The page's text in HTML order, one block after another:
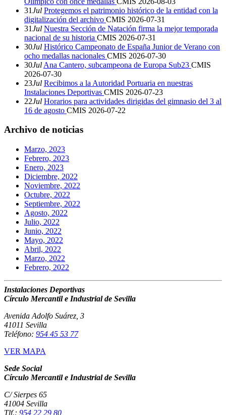
31Jul Protegemos el patrimonio histórico de la entidad con la
digitalización del archivo CMIS 2026-07-31
31Jul Nuestra Sección de Natación firma la mejor temporada
nacional de su historia CMIS 2026-07-31
30Jul Histórico Campeonato de España Junior de Verano con
ocho medallas nacionales CMIS 2026-07-30
30Jul Ana Cantero, subcampeona de Europa Sub23 CMIS
2026-07-30
23Jul Recibimos a la Autoridad Portuaria en nuestras
Instalaciones Deportivas CMIS 2026-07-23
22Jul Horarios para actividades dirigidas del gimnasio del 3 al
16 de agosto CMIS 2026-07-22
Archivo de noticias
Marzo, 2023
Febrero, 2023
Enero, 2023
Diciembre, 2022
Noviembre, 2022
Octubre, 2022
Septiembre, 2022
Agosto, 2022
Julio, 2022
Junio, 2022
Mayo, 2022
Abril, 2022
Marzo, 2022
Febrero, 2022
Instalaciones Deportivas
Círculo Mercantil e Industrial de Sevilla
Avenida Adolfo Suárez, 3
41011 Sevilla
Teléfono: 954 45 53 77
VER MAPA
Sede Social
Círculo Mercantil e Industrial de Sevilla
C/ Sierpes 65
41004 Sevilla
Tlf.: 954 22 29 80